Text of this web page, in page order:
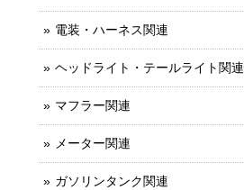
電装・ハーネス関連
ヘッドライト・テールライト関連
マフラー関連
メーター関連
ガソリンタンク関連